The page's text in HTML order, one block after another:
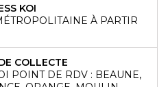
KOI
À PARTIR
COLLECTE
POINT DE RDV : BEAUNE,